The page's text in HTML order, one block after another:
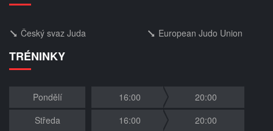
Český svaz Juda European Judo Union
TRÉNINKY
Pondělí 16:00
20:00
Středa
16:00
20:00